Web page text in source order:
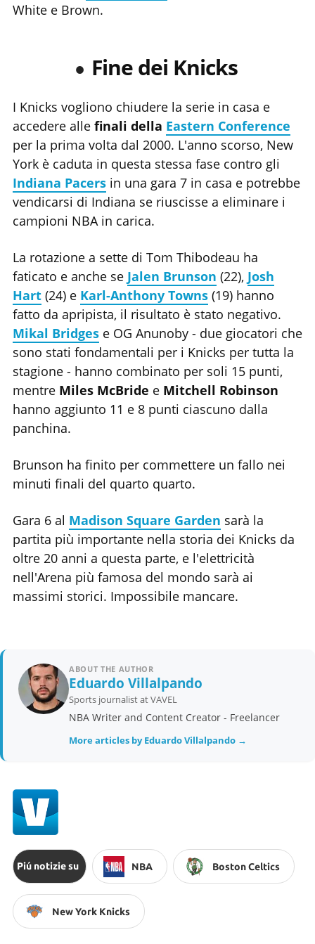
White e Brown.
Fine dei Knicks
I Knicks vogliono chiudere la serie in casa e
accedere alle finali della Eastern Conference
per la prima volta dal 2000. L'anno scorso, New
York è caduta in questa stessa fase contro gli
Indiana Pacersin una gara 7 in casa e potrebbe
vendicarsi di Indiana se riuscisse a eliminare i
campioni NBA in carica.
La rotazione a sette di Tom Thibodeau ha
faticato e anche se Jalen Brunson (22), Josh
Hart(24) e Karl-Anthony Towns(19) hanno
fatto da apripista, il risultato è stato negativo.
Mikal Bridgese OG Anunoby - due giocatori che
sono stati fondamentali per i Knicks per tutta la
stagione - hanno combinato per soli 15 punti,
mentre Miles McBride e Mitchell Robinson
hanno aggiunto 11 e 8 punti ciascuno dalla
panchina.
Brunson ha finito per commettere un fallo nei
minuti finali del quarto quarto.
Gara 6 al Madison Square Garden sarà la
partita più importante nella storia dei Knicks da
oltre 20 anni a questa parte, e l'elettricità
nell'Arena più famosa del mondo sarà ai
massimi storici. Impossibile mancare.
ABOUT THE AUTHOR
Eduardo Villalpando
Sports journalist at VAVEL
NBA Writer and Content Creator - Freelancer
More articles by Eduardo Villalpando →
Piú notizie su NBA Boston Celtics
New York Knicks